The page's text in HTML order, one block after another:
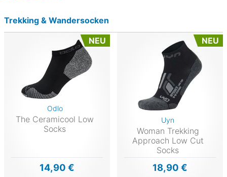
Trekking & Wandersocken
NEU
Odlo
The Ceramicool Low
Socks
14,90 €
NEU
Uyn
Woman Trekking
Approach Low Cut
Socks
18,90 €